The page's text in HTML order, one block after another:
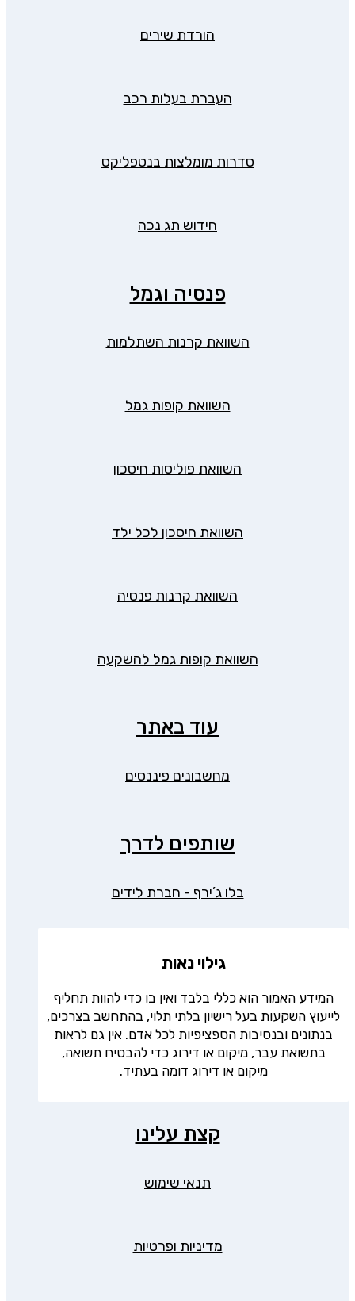
הורדת שירים
העברת בעלות רכב
סדרות מומלצות בנטפליקס
חידוש תג נכה
פנסיה וגמל
השוואת קרנות השתלמות
השוואת קופות גמל
השוואת פוליסות חיסכון
השוואת חיסכון לכל ילד
השוואת קרנות פנסיה
השוואת קופות גמל להשקעה
עוד באתר
מחשבונים פיננסים
שותפים לדרך
בלו ג’ירף - חברת לידים
גילוי נאות
המידע האמור הוא כללי בלבד ואין בו כדי להוות תחליף
לייעוץ השקעות בעל רישיון בלתי תלוי, בהתחשב בצרכים,
בנתונים ובנסיבות הספציפיות לכל אדם. אין גם לראות
בתשואת עבר, מיקום או דירוג כדי להבטיח תשואה,
מיקום או דירוג דומה בעתיד.
קצת עלינו
תנאי שימוש
מדיניות ופרטיות